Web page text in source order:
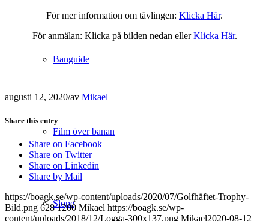
Banguide
Film över banan
Slope
För mer information om tävlingen: Klicka Här.
För anmälan: Klicka på bilden nedan ellerKlicka Här.
augusti 12, 2020/av Mikael
Share this entry
Share on Facebook
Share on Twitter
Share on Linkedin
Share by Mail
https://boagk.se/wp-content/uploads/2020/07/Golfhäftet-Trophy-
Bild.png 628 1200 Mikael https://boagk.se/wp-
content/uploads/2018/12/Logga-300x137.png Mikael2020-08-12